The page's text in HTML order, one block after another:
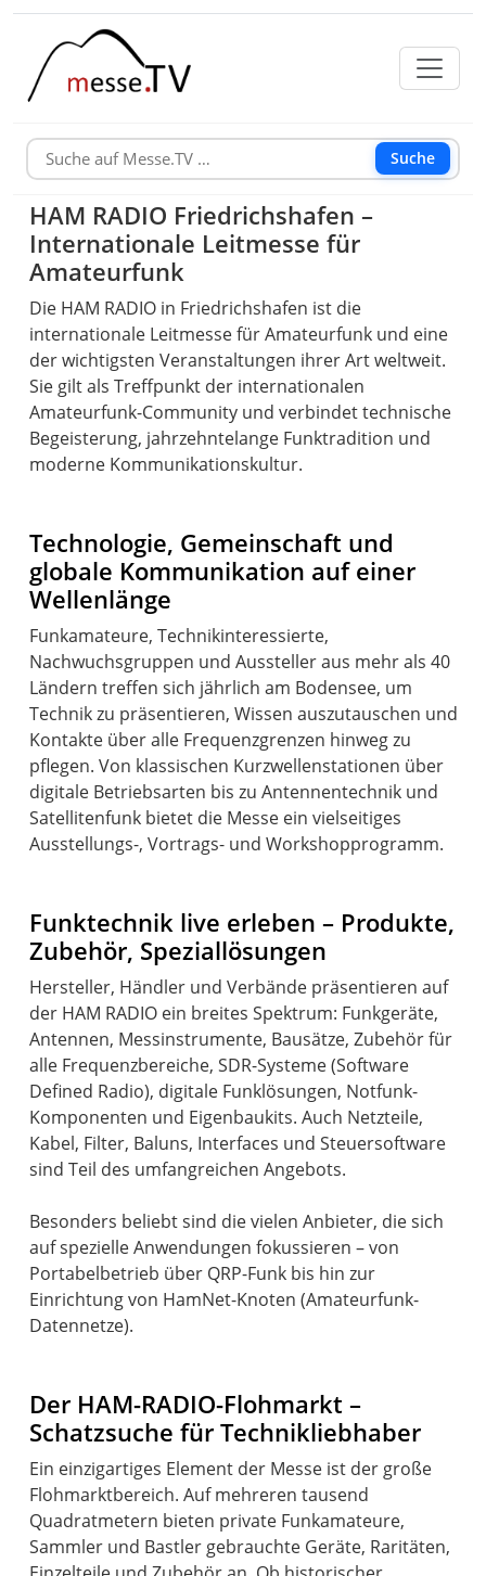
Suche
HAM RADIO Friedrichshafen –
Internationale Leitmesse für
Amateurfunk
Die HAM RADIO in Friedrichshafen ist die
internationale Leitmesse für Amateurfunk und eine
der wichtigsten Veranstaltungen ihrer Art weltweit.
Sie gilt als Treffpunkt der internationalen
Amateurfunk-Community und verbindet technische
Begeisterung, jahrzehntelange Funktradition und
moderne Kommunikationskultur.
Technologie, Gemeinschaft und
globale Kommunikation auf einer
Wellenlänge
Funkamateure, Technikinteressierte,
Nachwuchsgruppen und Aussteller aus mehr als 40
Ländern treffen sich jährlich am Bodensee, um
Technik zu präsentieren, Wissen auszutauschen und
Kontakte über alle Frequenzgrenzen hinweg zu
pflegen. Von klassischen Kurzwellenstationen über
digitale Betriebsarten bis zu Antennentechnik und
Satellitenfunk bietet die Messe ein vielseitiges
Ausstellungs-, Vortrags- und Workshopprogramm.
Funktechnik live erleben – Produkte,
Zubehör, Speziallösungen
Hersteller, Händler und Verbände präsentieren auf
der HAM RADIO ein breites Spektrum: Funkgeräte,
Antennen, Messinstrumente, Bausätze, Zubehör für
alle Frequenzbereiche, SDR-Systeme (Software
Defined Radio), digitale Funklösungen, Notfunk-
Komponenten und Eigenbaukits. Auch Netzteile,
Kabel, Filter, Baluns, Interfaces und Steuersoftware
sind Teil des umfangreichen Angebots.
Besonders beliebt sind die vielen Anbieter, die sich
auf spezielle Anwendungen fokussieren – von
Portabelbetrieb über QRP-Funk bis hin zur
Einrichtung von HamNet-Knoten (Amateurfunk-
Datennetze).
Der HAM-RADIO-Flohmarkt –
Schatzsuche für Technikliebhaber
Ein einzigartiges Element der Messe ist der große
Flohmarktbereich. Auf mehreren tausend
Quadratmetern bieten private Funkamateure,
Sammler und Bastler gebrauchte Geräte, Raritäten,